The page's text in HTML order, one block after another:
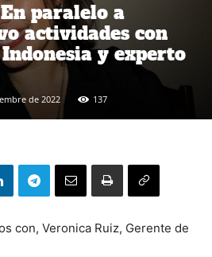
paralelo a
actividades con
y experto
de 2022 137
con, Veronica Ruiz, Gerente de